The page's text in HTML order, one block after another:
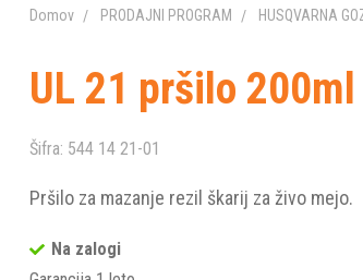
Domov PRODAJNI PROGRAM HUSQVARNA
UL 21 pršilo 200ml
Šifra: 544 14 21-01
Pršilo za mazanje rezil škarij za živo mejo.
Na zalogi